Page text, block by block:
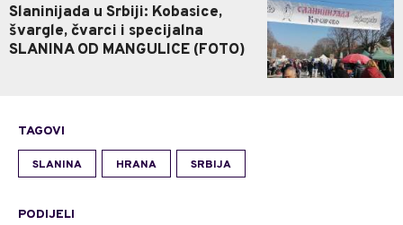
Slaninijada u Srbiji: Kobasice,
švargle, čvarci i specijalna
SLANINA OD MANGULICE (FOTO)
TAGOVI
SLANINA HRANA SRBIJA
PODIJELI